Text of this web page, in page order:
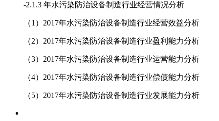
-2.1.3 年水污染防治设备制造行业经营情况分析
（1）2017年水污染防治设备制造行业经营效益分析
（2）2017年水污染防治设备制造行业盈利能力分析
（3）2017年水污染防治设备制造行业运营能力分析
（4）2017年水污染防治设备制造行业偿债能力分析
（5）2017年水污染防治设备制造行业发展能力分析